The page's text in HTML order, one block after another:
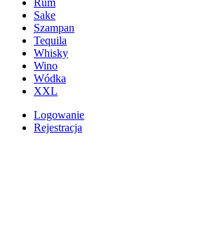
Rum
Sake
Szampan
Tequila
Whisky
Wino
Wódka
XXL
Logowanie
Rejestracja